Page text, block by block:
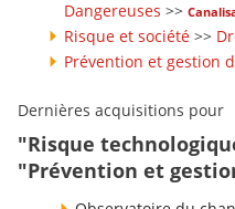
Dangereuses >>
Risque et société >>
Prévention et gestion
Dernières acquisitions pour
"Risque
"Prévention et